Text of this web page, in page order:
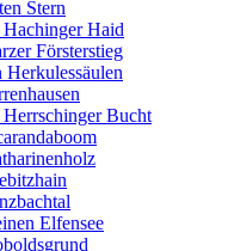
Stern
Haid
Försterstieg
Herkulessäulen
Bucht
Elfensee